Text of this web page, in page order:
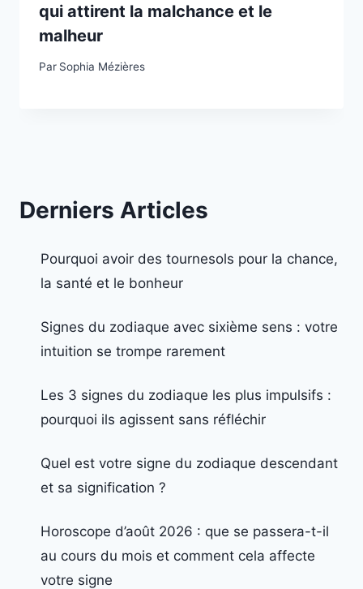
qui attirent la malchance et le
malheur
Par Sophia Mézières
Derniers Articles
Pourquoi avoir des tournesols pour la chance,
la santé et le bonheur
Signes du zodiaque avec sixième sens : votre
intuition se trompe rarement
Les 3 signes du zodiaque les plus impulsifs :
pourquoi ils agissent sans réfléchir
Quel est votre signe du zodiaque descendant
et sa signification ?
Horoscope d’août 2026 : que se passera-t-il
au cours du mois et comment cela affecte
votre signe